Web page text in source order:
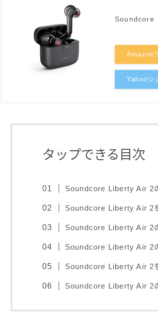
Soundcore
Amazon
Yahooシ
タップできる目次
Soundcore Liberty Air 2
Soundcore Liberty Air 2
Soundcore Liberty Air 2
Soundcore Liberty Air 2
Soundcore Liberty Air 2
Soundcore Liberty Air 2